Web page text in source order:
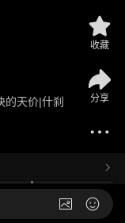
的天价|什刹
收藏
分享